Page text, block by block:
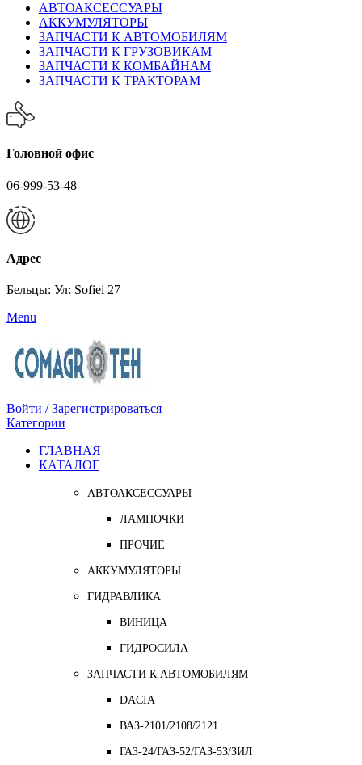
АВТОАКСЕССУАРЫ
АККУМУЛЯТОРЫ
ЗАПЧАСТИ К АВТОМОБИЛЯМ
ЗАПЧАСТИ К ГРУЗОВИКАМ
ЗАПЧАСТИ К КОМБАЙНАМ
ЗАПЧАСТИ К ТРАКТОРАМ
Головной офис
06-999-53-48
Адрес
Бельцы: Ул: Sofiei 27
Menu
Войти / Зарегистрироваться
Категории
ГЛАВНАЯ
КАТАЛОГ
АВТОАКСЕССУАРЫ
ЛАМПОЧКИ
ПРОЧИЕ
АККУМУЛЯТОРЫ
ГИДРАВЛИКА
ВИНИЦА
ГИДРОСИЛА
ЗАПЧАСТИ К АВТОМОБИЛЯМ
DACIA
ВАЗ-2101/2108/2121
ГАЗ-24/ГАЗ-52/ГАЗ-53/ЗИЛ